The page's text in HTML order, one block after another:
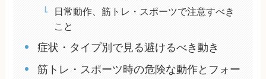
日常動作、筋トレ・スポーツで注意すべき
こと
症状・タイプ別で見る避けるべき動き
筋トレ・スポーツ時の危険な動作とフォー